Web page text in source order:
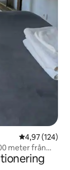
4,97 av 5 i
4,97 (124)
meter från